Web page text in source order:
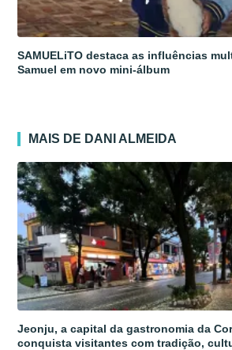
SAMUELiTO destaca as influências
Samuel em novo mini-álbum
MAIS DE DANI ALMEIDA
Jeonju, a capital da gastronomia da
conquista visitantes com tradição,